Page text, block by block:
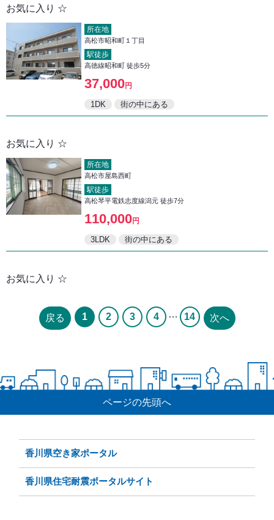
お気に入り ☆
所在地
高松市昭和町１丁目
駅徒歩
高徳線昭和町 徒歩5分
37,000円
1DK 街の中にある
お気に入り ☆
所在地
高松市屋島西町
駅徒歩
高松琴平電鉄志度線潟元 徒歩7分
110,000円
3LDK 街の中にある
お気に入り ☆
戻る 1 2 3 4 … 14 次へ
ページの先頭へ
香川県空き家ポータル
香川県住宅耐震ポータルサイト